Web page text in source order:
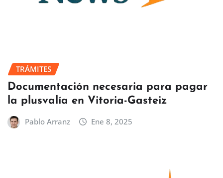
TRÁMITES
Documentación necesaria para pagar
la plusvalía en Vitoria-Gasteiz
Pablo Arranz Ene 8, 2025